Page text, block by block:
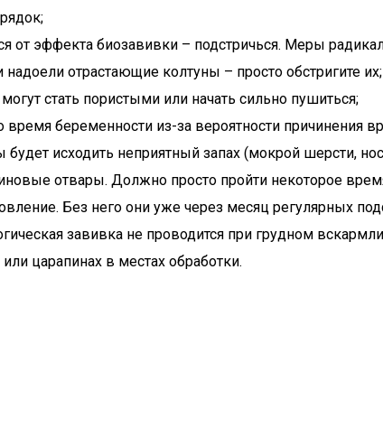
от эффекта биозавивки – подстричься. Меры
отрастающие колтуны – просто обстригите их;
стать пористыми или начать сильно пушиться;
беременности из-за вероятности причинения
исходить неприятный запах (мокрой шерсти,
отвары. Должно просто пройти некоторое
Без него они уже через месяц регулярных
завивка не проводится при грудном
царапинах в местах обработки.